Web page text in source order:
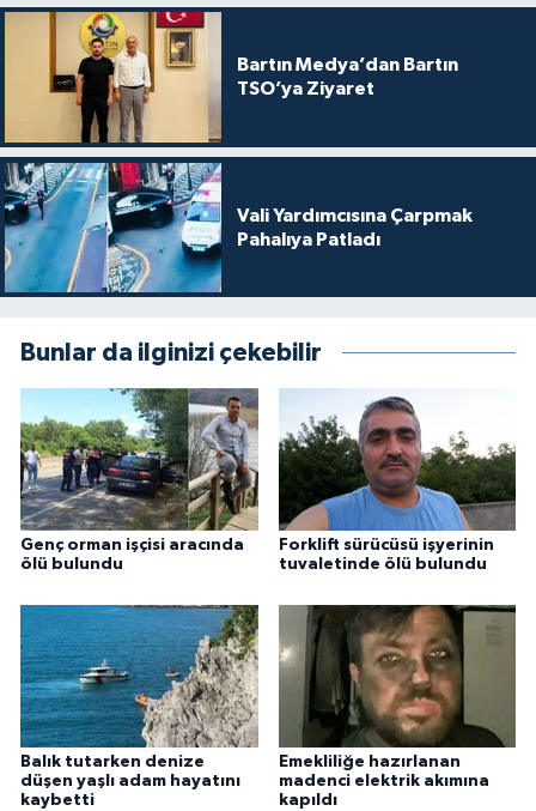
Bartın Medya’dan Bartın
TSO’ya Ziyaret
Vali Yardımcısına Çarpmak
Pahalıya Patladı
Bunlar da ilginizi çekebilir
Genç orman işçisi aracında
ölü bulundu
Forklift sürücüsü işyerinin
tuvaletinde ölü bulundu
Balık tutarken denize
düşen yaşlı adam hayatını
kaybetti
Emekliliğe hazırlanan
madenci elektrik akımına
kapıldı